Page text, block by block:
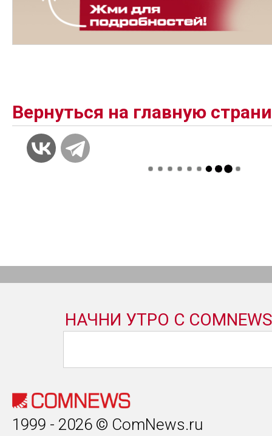
Вернуться на главную
1999 - 2026 © ComNews.ru